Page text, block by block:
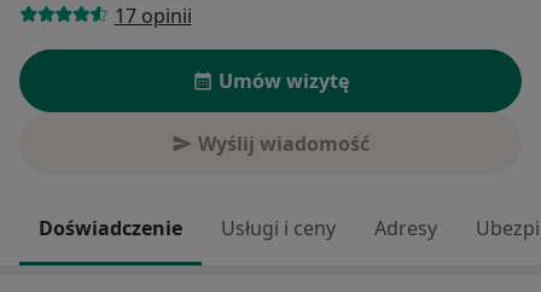
17 opinii
Umów wizytę
Wyślij wiadomość
Doświadczenie Usługi i ceny Adresy